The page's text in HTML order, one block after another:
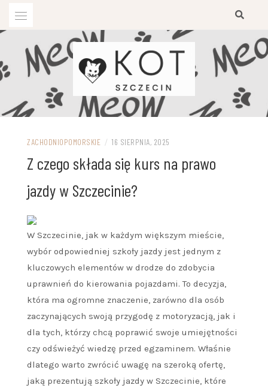
treści
ZACHODNIOPOMORSKIE / 16 SIERPNIA, 2025
Z czego składa się kurs na prawo
jazdy w Szczecinie?
W Szczecinie, jak w każdym większym mieście,
wybór odpowiedniej szkoły jazdy jest jednym z
kluczowych elementów w drodze do zdobycia
uprawnień do kierowania pojazdami. To decyzja,
która ma ogromne znaczenie, zarówno dla osób
zaczynających swoją przygodę z motoryzacją, jak i
dla tych, którzy chcą poprawić swoje umiejętności
czy odświeżyć wiedzę przed egzaminem. Właśnie
dlatego warto zwrócić uwagę na szeroką ofertę,
jaką prezentują szkoły jazdy w Szczecinie, które